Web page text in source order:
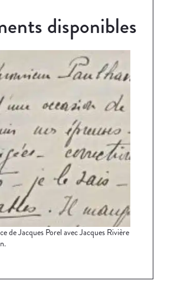
disponibles
de Jacques Porel avec Jacques Rivière